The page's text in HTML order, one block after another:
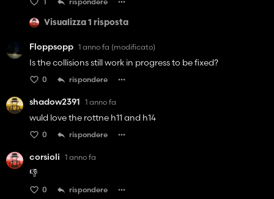
Visualizza 1 risposta
Floppsopp 1 anno fa (modificato)
Is the collisions still work in progress to be fixed?
0 rispondere
shadow2391 1 anno fa
wuld love the rottne h11 and h14
0 rispondere
corsioli 1 anno fa
👎️
0 rispondere